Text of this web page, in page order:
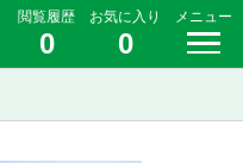
閲覧履歴
0
お気に入り
0
メニュー